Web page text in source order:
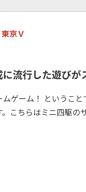
京Ｖ
流行した遊びが
ゲーム！ というこ
こちらはミニ四駆の